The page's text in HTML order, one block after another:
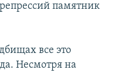
памятник
все это
Несмотря на